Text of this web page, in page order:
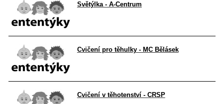
Světýlka - A-Centrum
Cvičení pro těhulky - MC Bělásek
Cvičení v těhotenství - CRSP